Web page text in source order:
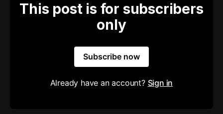
This post is for subscribers
only
Subscribe now
Already have an account? Sign in